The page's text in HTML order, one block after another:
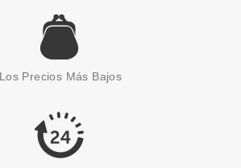
LACOSTE
BOOSTER EDT 125
ML
38.70€
Los Precios Más Bajos